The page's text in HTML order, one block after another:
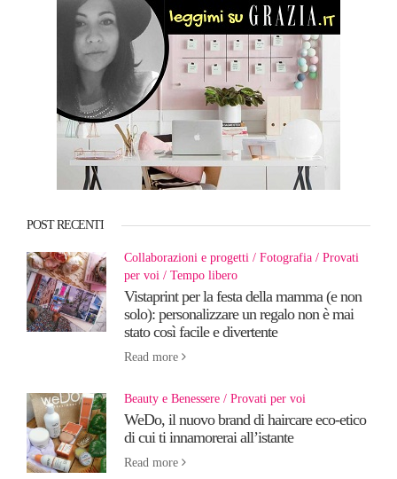
POST RECENTI
Collaborazioni e progetti Fotografia
Provati
per voi
Tempo libero
Vistaprint per la festa della mamma (e non
solo): personalizzare un regalo non è mai
stato così facile e divertente
Read more
Beauty e Benessere Provati per voi
WeDo, il nuovo brand di haircare eco-etico
di cui ti innamorerai all’istante
Read more